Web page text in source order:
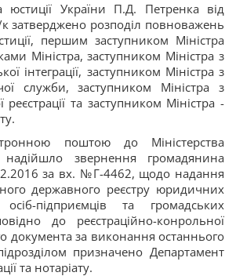
юстиції України П.Д. Петренка від
затверджено розподіл повноважень
першим заступником Міністра
Міністра, заступником Міністра з
інтеграції, заступником Міністра з
служби, заступником Міністра з
та заступником Міністра -
поштою до Міністерства
надійшло звернення громадянина
за вх. №Г-4462, щодо надання
державного реєстру юридичних
підприємців та громадських
до реєстраційно-конрольної
документа за виконання останнього
призначено Департамент
та нотаріату.